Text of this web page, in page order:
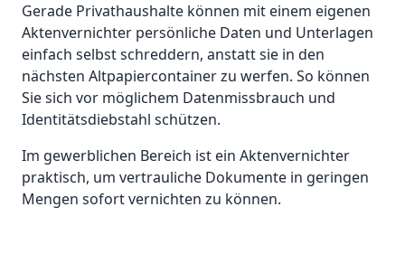
Gerade Privathaushalte können mit einem eigenen
Aktenvernichter persönliche Daten und Unterlagen
einfach selbst schreddern, anstatt sie in den
nächsten Altpapiercontainer zu werfen. So können
Sie sich vor möglichem Datenmissbrauch und
Identitätsdiebstahl schützen.
Im gewerblichen Bereich ist ein Aktenvernichter
praktisch, um vertrauliche Dokumente in geringen
Mengen sofort vernichten zu können.